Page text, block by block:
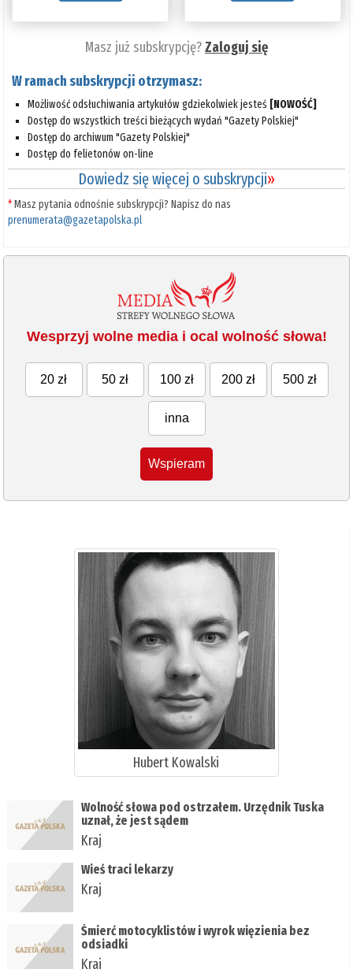
Masz już subskrypcję?Zaloguj się
W ramach subskrypcji otrzymasz:
Możliwość odsłuchiwania artykułów gdziekolwiek jesteś [NOWOŚĆ]
Dostęp do wszystkich treści bieżących wydań "Gazety Polskiej"
Dostęp do archiwum "Gazety Polskiej"
Dostęp do felietonów on-line
Dowiedz się więcej o subskrypcji»
*Masz pytania odnośnie subskrypcji? Napisz do nas
prenumerata@gazetapolska.pl
Wesprzyj wolne media i ocal wolność słowa!
20 zł 50 zł 100 zł 200 zł 500 zł
inna
Wspieram
Hubert Kowalski
Wolność słowa pod ostrzałem. Urzędnik Tuska
uznał, że jest sądem
Kraj
Wieś traci lekarzy
Kraj
Śmierć motocyklistów i wyrok więzienia bez
odsiadki
Kraj